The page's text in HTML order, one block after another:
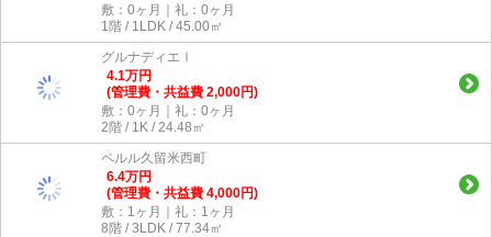
敷：0ヶ月｜礼：0ヶ月
1階 / 1LDK / 45.00㎡
グルナディエⅠ
4.1万円
(管理費・共益費 2,000円)
敷：0ヶ月｜礼：0ヶ月
2階 / 1K / 24.48㎡
ペルル久留米西町
6.4万円
(管理費・共益費 4,000円)
敷：1ヶ月｜礼：1ヶ月
8階 / 3LDK / 77.34㎡